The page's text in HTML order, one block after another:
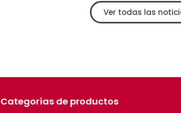
Ver todas las
Categorías de productos